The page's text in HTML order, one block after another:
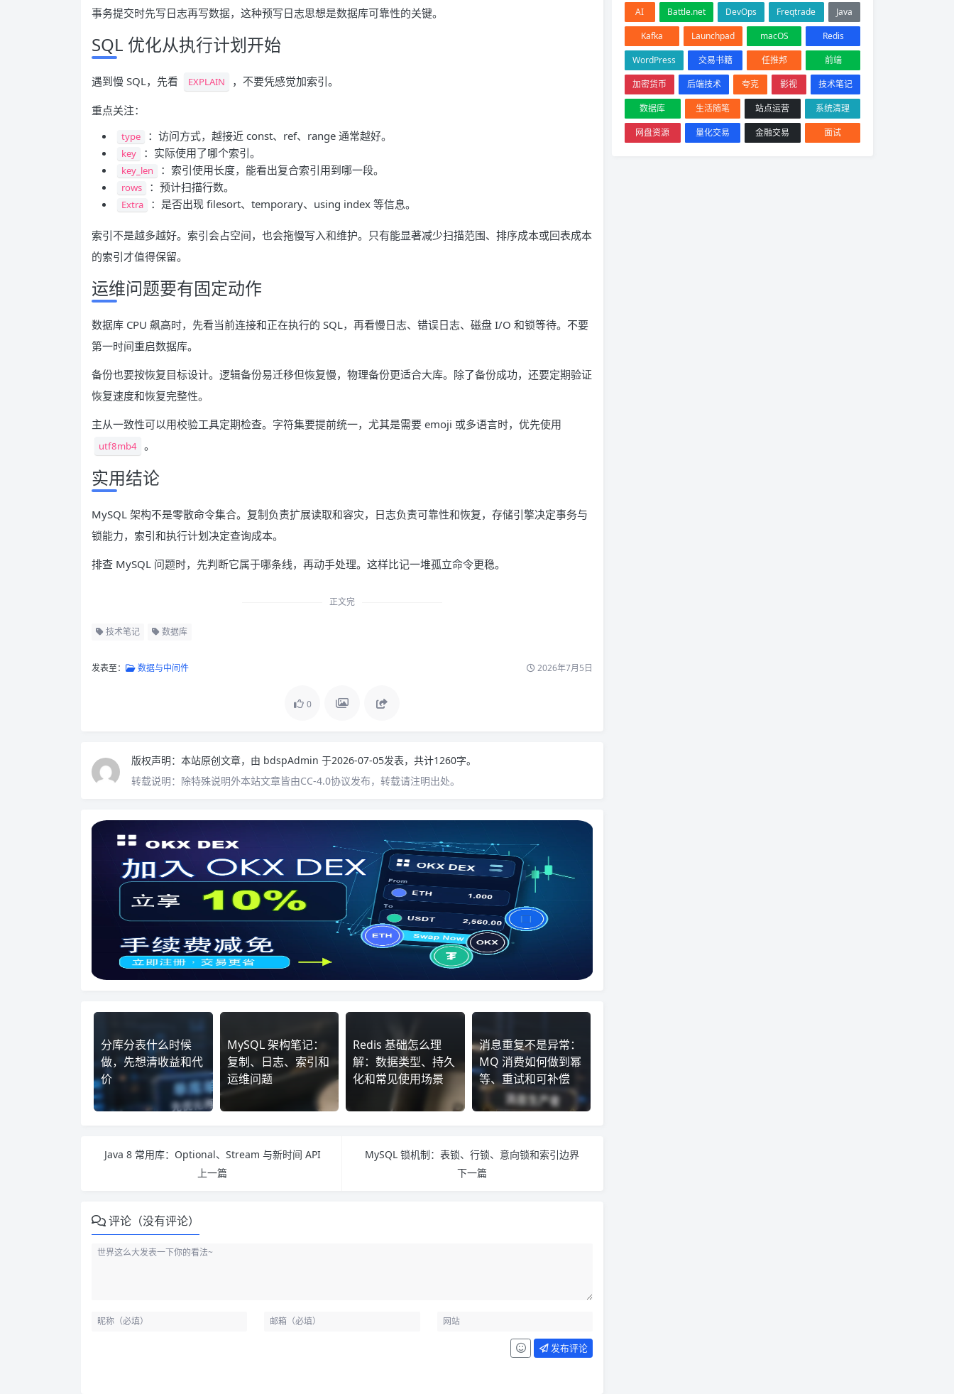
事务提交时先写日志再写数据，这种预写日志思想是数据库可靠性的关键。
SQL 优化从执行计划开始
遇到慢 SQL，先看 EXPLAIN ，不要凭感觉加索引。
重点关注：
type ：访问方式，越接近 const、ref、range 通常越好。
key ：实际使用了哪个索引。
key_len ：索引使用长度，能看出复合索引用到哪一段。
rows ：预计扫描行数。
Extra ：是否出现 filesort、temporary、using index 等信息。
索引不是越多越好。索引会占空间，也会拖慢写入和维护。只有能显著减少扫描范围、排序成本或回表成本
的索引才值得保留。
运维问题要有固定动作
数据库 CPU 飙高时，先看当前连接和正在执行的 SQL，再看慢日志、错误日志、磁盘 I/O 和锁等待。不要
第一时间重启数据库。
备份也要按恢复目标设计。逻辑备份易迁移但恢复慢，物理备份更适合大库。除了备份成功，还要定期验证
恢复速度和恢复完整性。
主从一致性可以用校验工具定期检查。字符集要提前统一，尤其是需要 emoji 或多语言时，优先使用
utf8mb4 。
实用结论
MySQL 架构不是零散命令集合。复制负责扩展读取和容灾，日志负责可靠性和恢复，存储引擎决定事务与
锁能力，索引和执行计划决定查询成本。
排查 MySQL 问题时，先判断它属于哪条线，再动手处理。这样比记一堆孤立命令更稳。
正文完
技术笔记 数据库
发表至： 数据与中间件 2026年7月5日
0
版权声明： 本站原创文章，由 bdspAdmin 于2026-07-05发表，共计1260字。
转载说明： 除特殊说明外本站文章皆由CC-4.0协议发布，转载请注明出处。
分库分表什么时候
做，先想清收益和代
价
MySQL 架构笔记：
复制、日志、索引和
运维问题
Redis 基础怎么理
解：数据类型、持久
化和常见使用场景
消息重复不是异常：
MQ 消费如何做到幂
等、重试和可补偿
Java 8 常用库：Optional、Stream 与新时间 API
上一篇
MySQL 锁机制：表锁、行锁、意向锁和索引边界
下一篇
评论（没有评论）
发布评论
AI Battle.net DevOps Freqtrade
Java
Kafka
Launchpad macOS
Redis
WordPress
交易书籍 任推邦
前端
加密货币
后端技术 夸克 影视
技术笔记
数据库
生活随笔 站点运营
系统清理
网盘资源
量化交易 金融交易 面试